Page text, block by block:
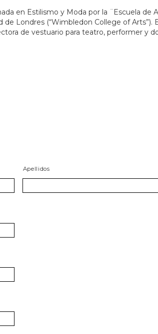
en Estilismo y Moda por la ¨Escuela de
de Londres (“Wimbledon College of
de vestuario para teatro, performer y
Apellidos